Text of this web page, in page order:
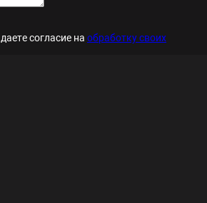
согласие на обработку своих